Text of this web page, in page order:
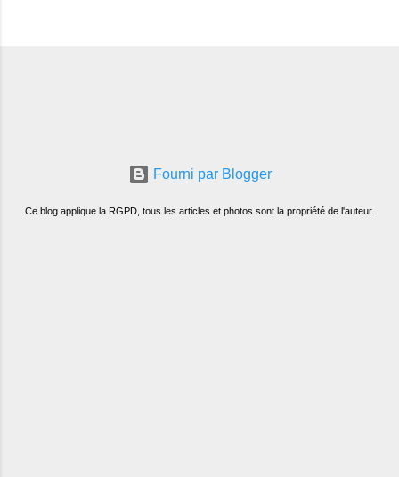
Fourni par Blogger
Ce blog applique la RGPD, tous les articles et photos sont la propriété de l'auteur.